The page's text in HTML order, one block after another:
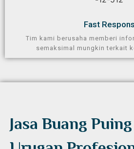
Fast Respons
Tim kami berusaha memberi
semaksimal mungkin terkait
Jasa Buang